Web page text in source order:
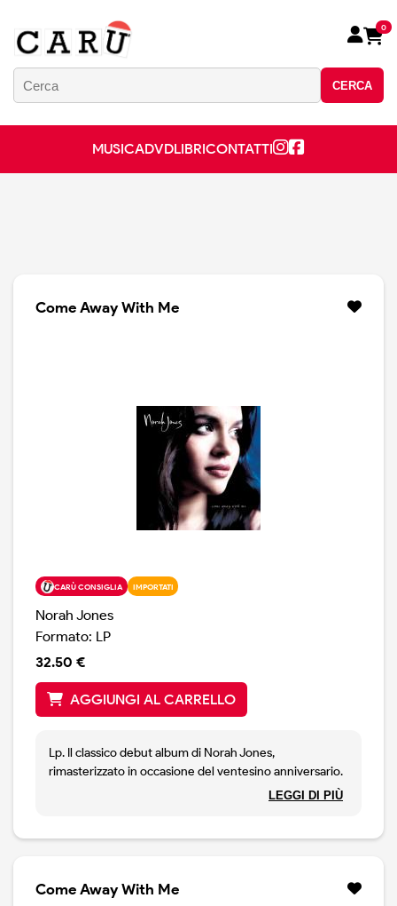
CERCA
0
MUSICADVDLIBRICONTATTI
Come Away With Me
CARÙ CONSIGLIA IMPORTATI
Norah Jones
Formato: LP
32.50 €
AGGIUNGI AL CARRELLO
Lp. Il classico debut album di Norah Jones,
rimasterizzato in occasione del ventesino anniversario.
Edizione stampa Eu, qualità audio eccellente.LEGGI DI PIÙ
Come Away With Me